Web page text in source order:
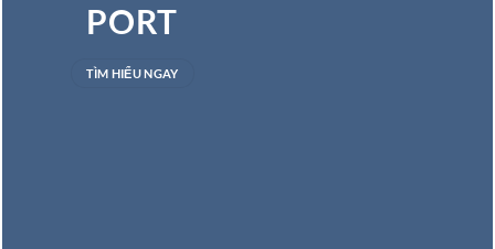
PORT
TÌM HIỂU NGAY